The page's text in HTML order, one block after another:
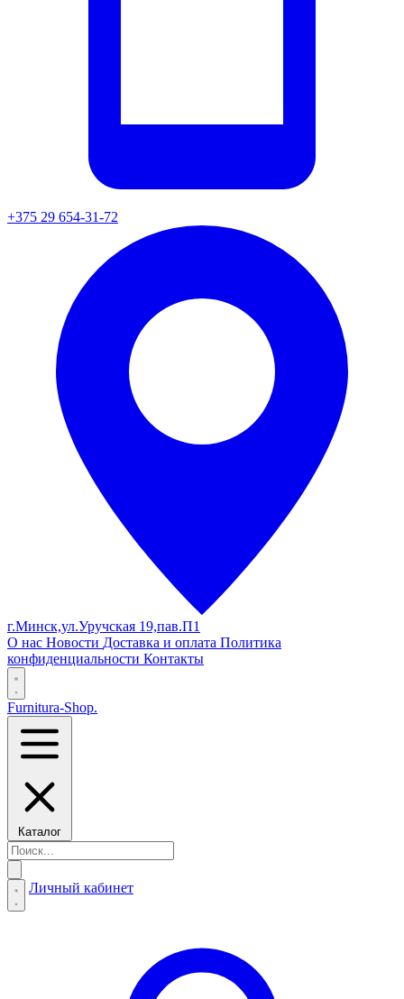
+375 29 654-31-72
г.Минск,ул.Уручская 19,пав.П1
О нас Новости Доставка и оплата Политика
конфиденциальности Контакты
Furnitura-Shop.
Каталог
Личный кабинет